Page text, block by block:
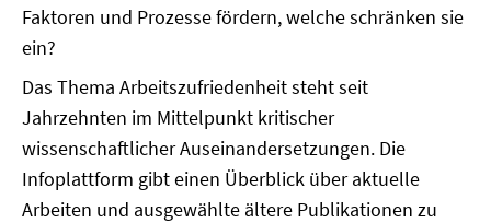
Faktoren und Prozesse fördern, welche schränken sie
ein?
Das Thema Arbeitszufriedenheit steht seit
Jahrzehnten im Mittelpunkt kritischer
wissenschaftlicher Auseinandersetzungen. Die
Infoplattform gibt einen Überblick über aktuelle
Arbeiten und ausgewählte ältere Publikationen zu